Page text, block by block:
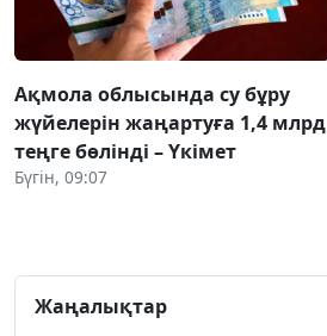
Ақмола облысында су бұру
жүйелерін жаңартуға 1,4 млрд
теңге бөлінді – Үкімет
Бүгін, 09:07
Жаңалықтар